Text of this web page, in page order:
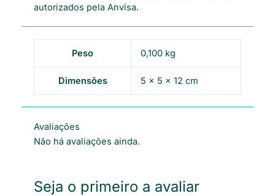
autorizados pela Anvisa.
Peso 0,100 kg
Dimensões 5 × 5 × 12 cm
Avaliações
Não há avaliações ainda.
Seja o primeiro a avaliar